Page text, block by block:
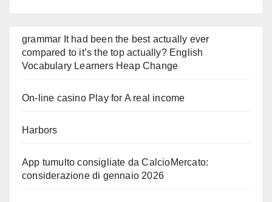
grammar It had been the best actually ever
compared to it’s the top actually? English
Vocabulary Learners Heap Change
On-line casino Play for A real income
Harbors
App tumulto consigliate da CalcioMercato:
considerazione di gennaio 2026